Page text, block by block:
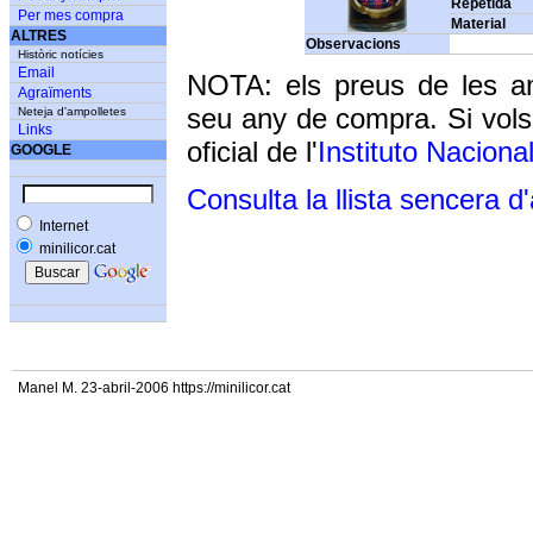
Per mes compra
ALTRES
Històric notícies
Email
Agraïments
Neteja d'ampolletes
Links
GOOGLE
Internet
minilicor.cat
Repetida
Material
Observacions
NOTA: els preus de les
seu any de compra. Si
oficial de l'Instituto
Consulta la llista sencera
Manel M. 23-abril-2006 https://minilicor.cat